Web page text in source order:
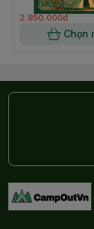
Thiết kế gấp
giây – thuận
Kích thước tiêu
Mở rộng: phù
2.850.000đ
Chọn